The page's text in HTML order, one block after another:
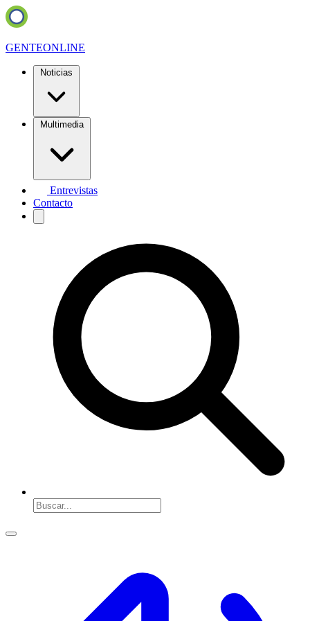
GENTEONLINE
Noticias
Multimedia
Entrevistas
Contacto